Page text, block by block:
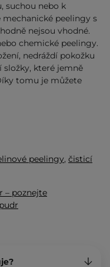
suchou nebo k
mechanické peelingy s
nejsou vhodné.
chemické peelingy.
nedráždí pokožku
složky, které jemně
tomu je můžete
peelingy, čisticí
– poznejte